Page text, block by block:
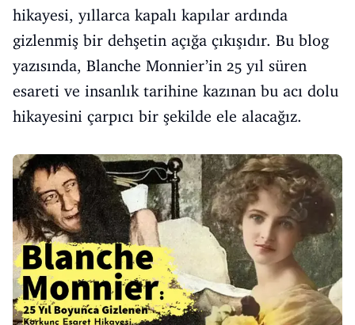
hikayesi, yıllarca kapalı kapılar ardında
gizlenmiş bir dehşetin açığa çıkışıdır. Bu blog
yazısında, Blanche Monnier’in 25 yıl süren
esareti ve insanlık tarihine kazınan bu acı dolu
hikayesini çarpıcı bir şekilde ele alacağız.